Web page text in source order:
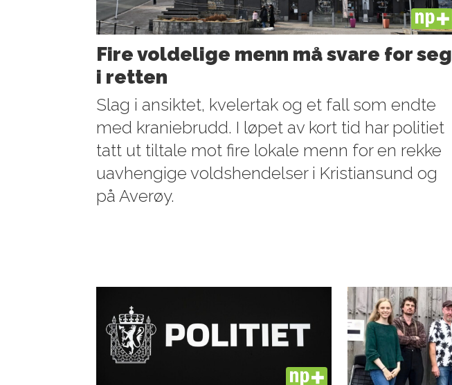
PLUS
Fire voldelige menn må svare for seg
i retten
Slag i ansiktet, kvelertak og et fall som endte
med kraniebrudd. I løpet av kort tid har politiet
tatt ut tiltale mot fire lokale menn for en rekke
uavhengige voldshendelser i Kristiansund og
på Averøy.
PLUS